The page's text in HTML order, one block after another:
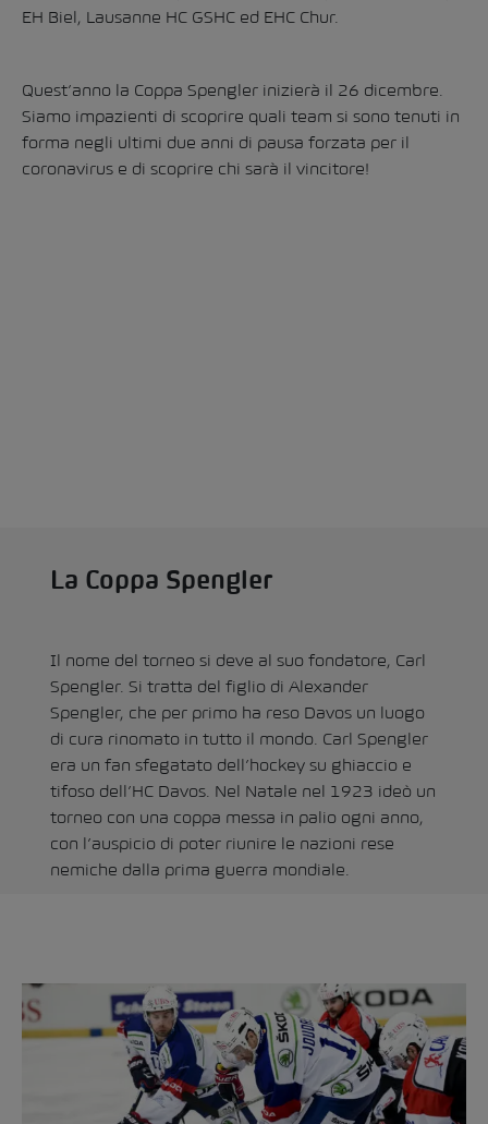
EH Biel, Lausanne HC GSHC ed EHC Chur.
Quest’anno la Coppa Spengler inizierà il 26 dicembre.
Siamo impazienti di scoprire quali team si sono tenuti in
forma negli ultimi due anni di pausa forzata per il
coronavirus e di scoprire chi sarà il vincitore!
La Coppa Spengler
Il nome del torneo si deve al suo fondatore, Carl
Spengler. Si tratta del figlio di Alexander
Spengler, che per primo ha reso Davos un luogo
di cura rinomato in tutto il mondo. Carl Spengler
era un fan sfegatato dell’hockey su ghiaccio e
tifoso dell’HC Davos. Nel Natale nel 1923 ideò un
torneo con una coppa messa in palio ogni anno,
con l’auspicio di poter riunire le nazioni rese
nemiche dalla prima guerra mondiale.